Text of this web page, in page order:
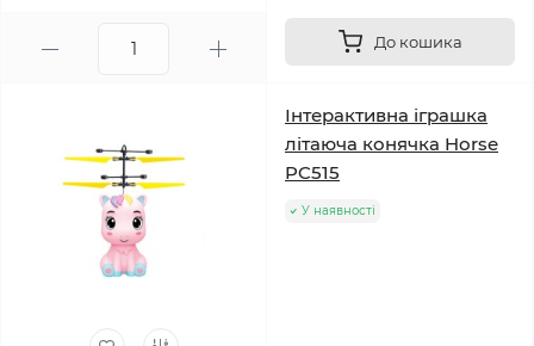
До кошика
Інтерактивна іграшка
літаюча конячка Horse
PC515
У наявності